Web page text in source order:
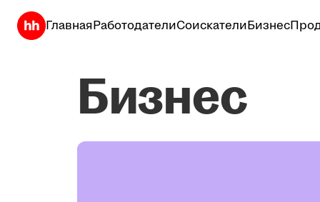
ГлавнаяРаботодателиСоискателиБизнес
Бизнес